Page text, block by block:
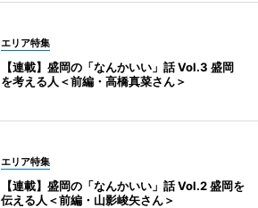
エリア特集
【連載】盛岡の「なんかいい」話 Vol.3 盛岡
を考える人＜前編・高橋真菜さん＞
エリア特集
【連載】盛岡の「なんかいい」話 Vol.2 盛岡を
伝える人＜前編・山影峻矢さん＞